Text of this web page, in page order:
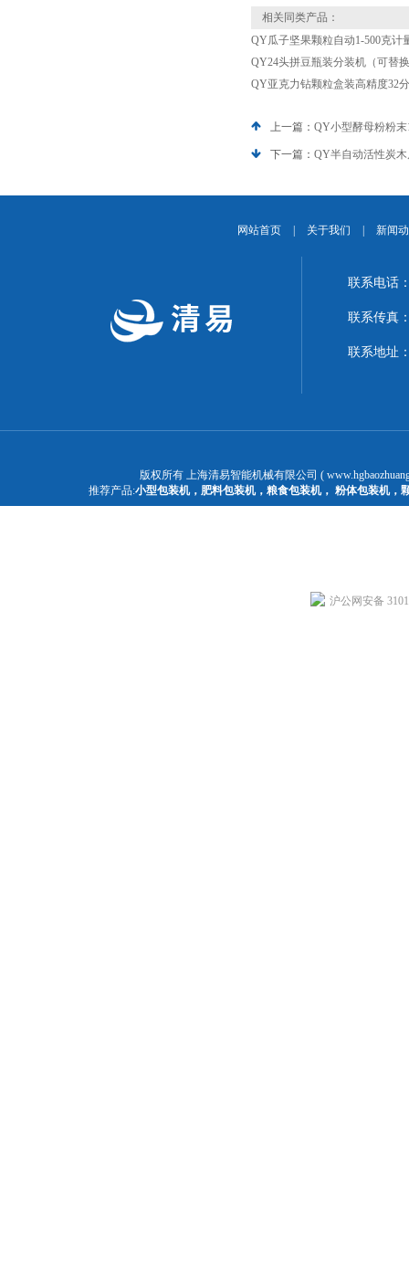
相关同类产品：
QY瓜子坚果颗粒自动1-500克计
QY24头拼豆瓶装分装机（可替
QY亚克力钻颗粒盒装高精度32
上一篇： QY小型酵母粉粉
下一篇： QY半自动活性炭
网站首页 关于我们 新闻
联系电话
联系传真
联系地址
版权所有 上海清易智能机械有限公司 (
推荐产品:小型包装机， 肥料包装机， 粮食包装机， 粉体包装机，
沪公网安备